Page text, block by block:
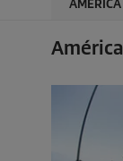
AMÉRICA
América